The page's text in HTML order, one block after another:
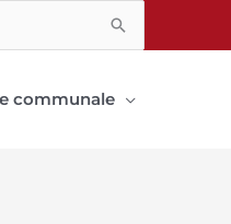
communale